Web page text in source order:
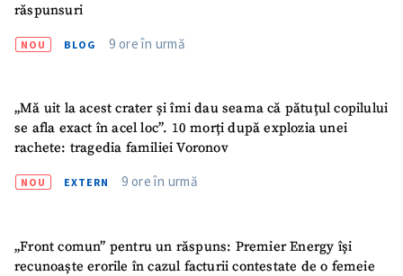
răspunsuri
NOU BLOG 9 ore în urmă
„Mă uit la acest crater și îmi dau seama că pătuțul copilului
se afla exact în acel loc”. 10 morți după explozia unei
rachete: tragedia familiei Voronov
NOU EXTERN 9 ore în urmă
„Front comun” pentru un răspuns: Premier Energy își
recunoaște erorile în cazul facturii contestate de o femeie